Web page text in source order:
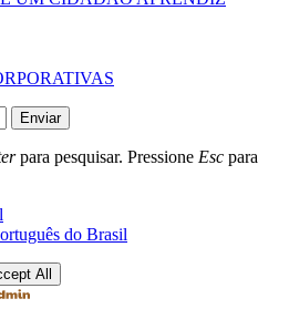
Enviar
para pesquisar. Pressione Esc para
do Brasil
All